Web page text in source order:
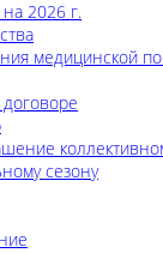
2026 г.
медицинской
сезону